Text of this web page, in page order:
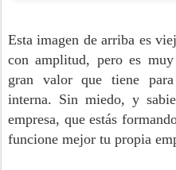
Esta imagen de arriba es
con amplitud, pero es
gran valor que tiene
interna. Sin miedo, y
empresa, que estás
funcione mejor tu propia